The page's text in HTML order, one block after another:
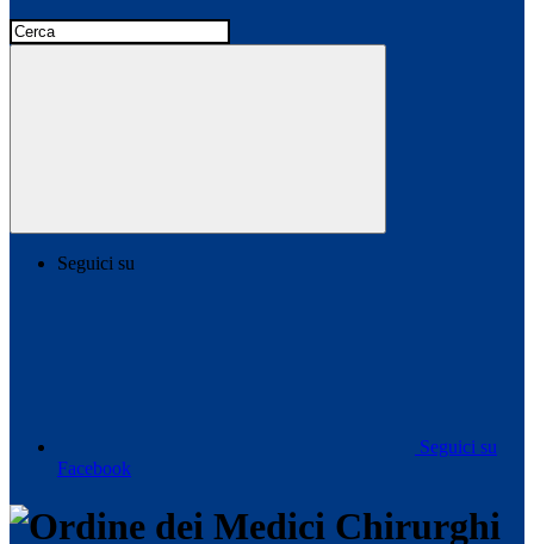
Seguici su
Seguici su
Facebook